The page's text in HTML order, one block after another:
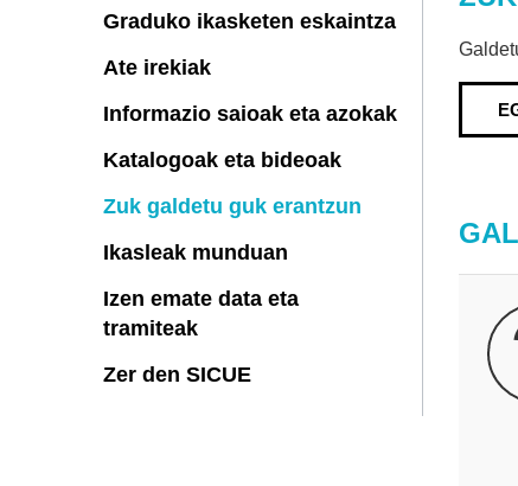
Graduko ikasketen eskaintza
Ate irekiak
Informazio saioak eta azokak
Katalogoak eta bideoak
Zuk galdetu guk erantzun
Ikasleak munduan
Izen emate data eta
tramiteak
Zer den SICUE